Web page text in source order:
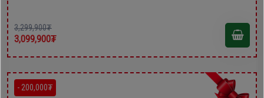
3,299,900₮
3,099,900₮
- 200,000₮